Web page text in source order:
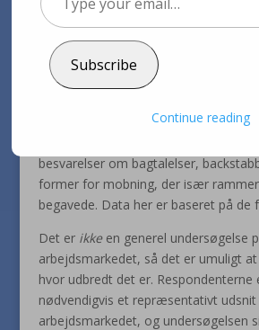
Er du blevet bagtalt og
backstabbet?
Fra 2019 til her i april 2025 har jeg
besvarelser om bagtalelser,
former for mobning, der især
begavede. Data her er baseret på de
Det er ikkeen generel undersøgelse
arbejdsmarkedet, så det er umuligt
hvor udbredt det er. Respondenterne
nødvendigvis et repræsentativt
arbejdsmarkedet, og undersøgelsen
your
email…
Subscribe
Continue reading